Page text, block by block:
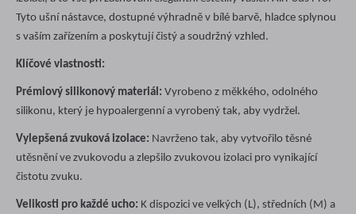
Tyto ušní nástavce, dostupné výhradně v bílé barvě, hladce splynou
s vaším zařízením a poskytují čistý a soudržný vzhled.
Klíčové vlastnosti:
Prémiový silikonový materiál: Vyrobeno z měkkého, odolného
silikonu, který je hypoalergenní a vyrobený tak, aby vydržel.
Vylepšená zvuková izolace: Navrženo tak, aby vytvořilo těsné
utěsnění ve zvukovodu a zlepšilo zvukovou izolaci pro vynikající
čistotu zvuku.
Velikosti pro každé ucho: K dispozici ve velkých (L), středních (M) a